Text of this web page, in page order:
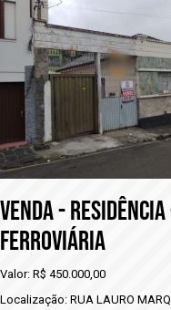
VENDA -
FERROVIÁRIA
Valor: R$ 450.000,00
Localização: RUA LAURO